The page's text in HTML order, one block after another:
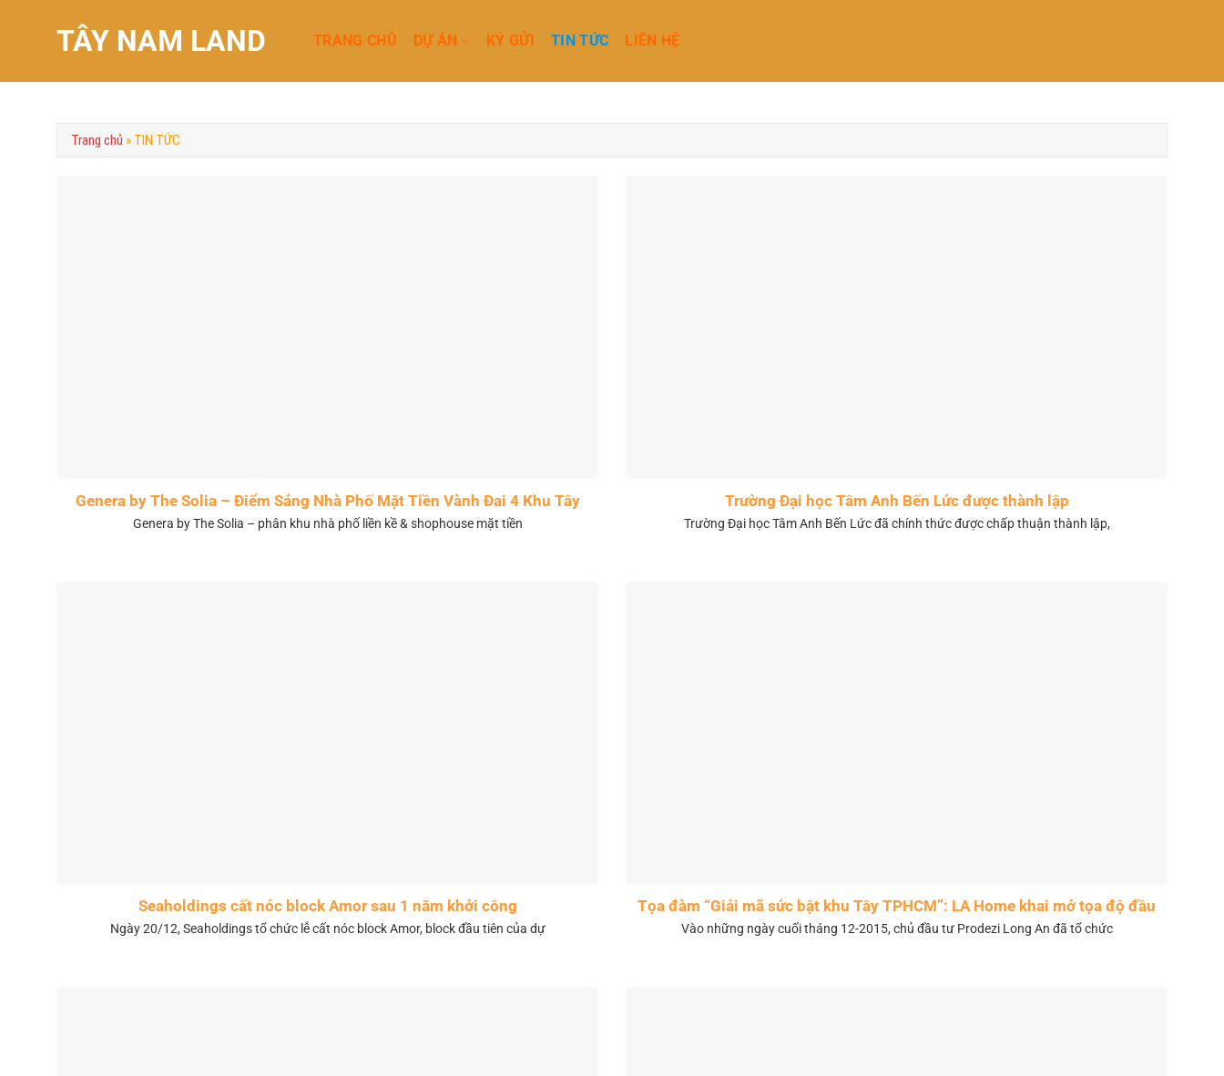
dung
TÂY NAM LAND TRANG CHỦ DỰ ÁN KÝ GỬI TIN TỨC LIÊN HỆ
Trang chủ » TIN TỨC
Genera by The Solia – Điểm Sáng Nhà Phố Mặt Tiền Vành Đai 4 Khu Tây
Genera by The Solia – phân khu nhà phố liền kề & shophouse mặt tiền
Trường Đại học Tâm Anh Bến Lức được thành lập
Trường Đại học Tâm Anh Bến Lức đã chính thức được chấp thuận thành lập,
Seaholdings cất nóc block Amor sau 1 năm khởi công
Ngày 20/12, Seaholdings tổ chức lễ cất nóc block Amor, block đầu tiên của dự
Tọa đàm “Giải mã sức bật khu Tây TPHCM”: LA Home khai mở tọa độ đầu
tư mới
Vào những ngày cuối tháng 12-2015, chủ đầu tư Prodezi Long An đã tổ chức